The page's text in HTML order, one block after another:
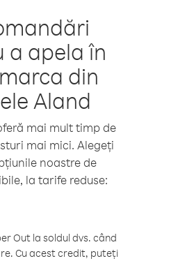
a apela în
din
Aland
mai mult timp de
mai mici. Alegeți
noastre de
la tarife reduse:
Out la soldul dvs. când
Cu acest credit, puteți